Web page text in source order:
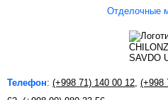
Отделочные
Телефон: (+998 71) 140 00 12, (+998